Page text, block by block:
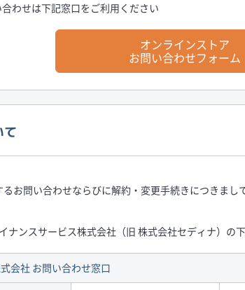
わせは下記窓口をご利用ください
オンラインストア
お問い合わせフォーム
お問い合わせならびに解約・変更手続きにつきまし
ナンスサービス株式会社（旧 株式会社セディナ）の
会社 お問い合わせ窓口